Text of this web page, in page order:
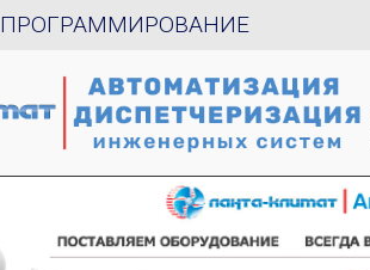
ПРОГРАММИРОВАНИЕ